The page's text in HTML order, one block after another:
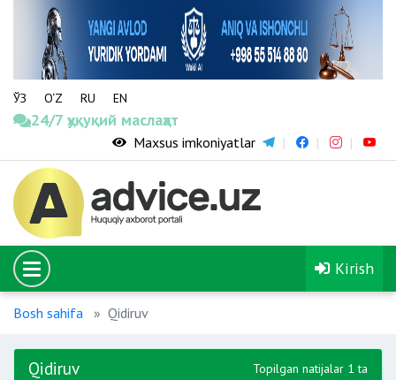
ЎЗ O‘Z RU EN
24/7 ҳуқуқий маслаҳат
Maxsus imkoniyatlar
Kirish
Bosh sahifa Qidiruv
Qidiruv Topilgan natijalar 1 ta